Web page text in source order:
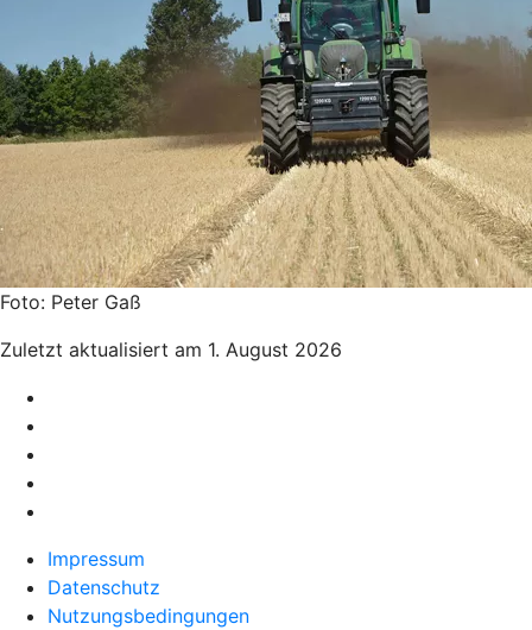
Foto: Peter Gaß
Zuletzt aktualisiert am 1. August 2026
Impressum
Datenschutz
Nutzungsbedingungen